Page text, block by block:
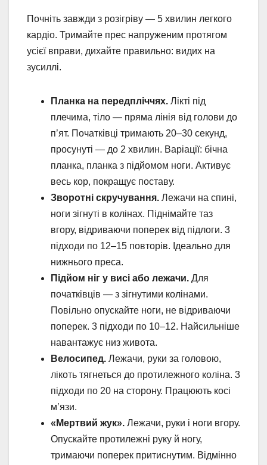
Почніть завжди з розігріву — 5 хвилин легкого
кардіо. Тримайте прес напруженим протягом
усієї вправи, дихайте правильно: видих на
зусиллі.
Планка на передпліччях. Лікті під
плечима, тіло — пряма лінія від голови до
п’ят. Початківці тримають 20–30 секунд,
просунуті — до 2 хвилин. Варіації: бічна
планка, планка з підйомом ноги. Активує
весь кор, покращує поставу.
Зворотні скручування. Лежачи на спині,
ноги зігнуті в колінах. Піднімайте таз
вгору, відриваючи поперек від підлоги. 3
підходи по 12–15 повторів. Ідеально для
нижнього преса.
Підйом ніг у висі або лежачи. Для
початківців — з зігнутими колінами.
Повільно опускайте ноги, не відриваючи
поперек. 3 підходи по 10–12. Найсильніше
навантажує низ живота.
Велосипед. Лежачи, руки за головою,
лікоть тягнеться до протилежного коліна. 3
підходи по 20 на сторону. Працюють косі
м’язи.
«Мертвий жук». Лежачи, руки і ноги вгору.
Опускайте протилежні руку й ногу,
тримаючи поперек притиснутим. Відмінно